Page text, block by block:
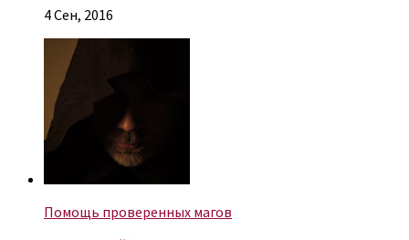
4 Сен, 2016
Помощь проверенных магов